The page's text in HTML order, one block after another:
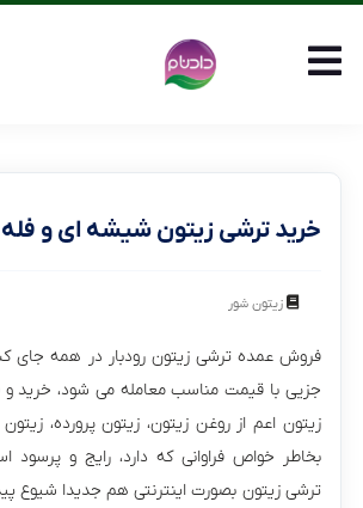
خرید ترشی زیتون شیشه ای و
زیتون شور
فروش عمده ترشی زیتون رودبار در همه جای
جزیی با قیمت مناسب معامله می شود، خرید
زیتون اعم از روغن زیتون، زیتون پرورده،
بخاطر خواص فراوانی که دارد، رایج و
ترشی زیتون بصورت اینترنتی هم جدیدا شیوع